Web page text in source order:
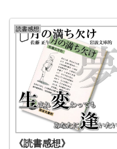
読書感想
《読書感想》